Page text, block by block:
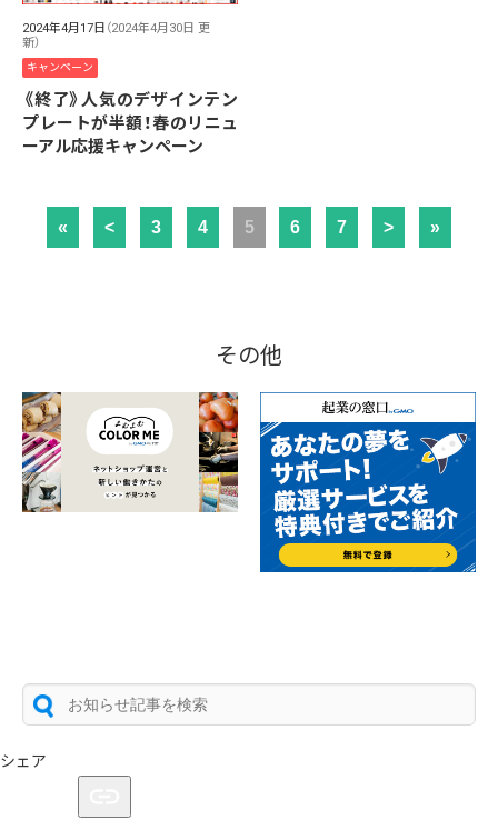
2024年4月17日 （2024年4月30日 更
新）
キャンペーン
《終了》人気のデザインテン
プレートが半額！春のリニュ
ーアル応援キャンペーン
« < 3 4 5 6 7 > »
その他
シェア